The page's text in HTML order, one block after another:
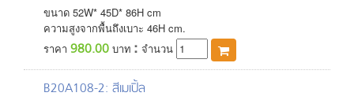
ขนาด 52W* 45D* 86H cm
ความสูงจากพื้นถึงเบาะ 46H cm.
ราคา 980.00 บาท : จำนวน
B20A108-2: สีเมเปิ้ล